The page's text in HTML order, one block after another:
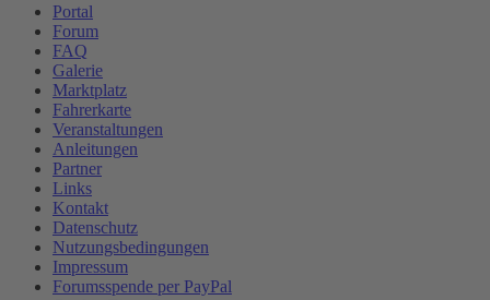
Portal
Forum
FAQ
Galerie
Marktplatz
Fahrerkarte
Veranstaltungen
Anleitungen
Partner
Links
Kontakt
Datenschutz
Nutzungsbedingungen
Impressum
Forumsspende per PayPal